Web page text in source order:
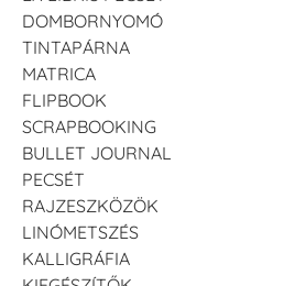
DOMBORNYOMÓ
TINTAPÁRNA
MATRICA
FLIPBOOK
SCRAPBOOKING
BULLET JOURNAL
PECSÉT
RAJZESZKÖZÖK
LINÓMETSZÉS
KALLIGRÁFIA